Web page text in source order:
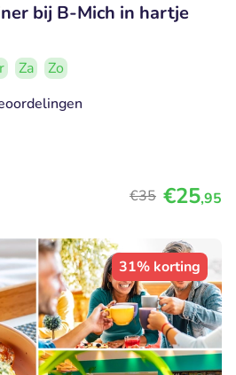
bij B-Mich in hartje
Za
Zo
€35 €25,95
31% korting